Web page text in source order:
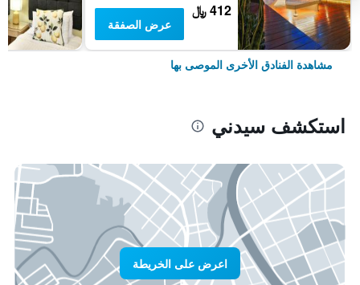
412 ﷼
عرض الصفقة
مشاهدة الفنادق الأخرى الموصى بها
استكشف سيدني
اعرض على الخريطة